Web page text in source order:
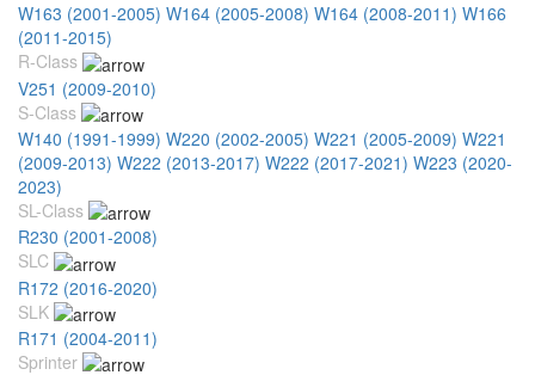
W163 (2001-2005) W164 (2005-2008) W164 (2008-2011) W166
(2011-2015)
R-Class
V251 (2009-2010)
S-Class
W140 (1991-1999) W220 (2002-2005) W221 (2005-2009) W221
(2009-2013) W222 (2013-2017) W222 (2017-2021) W223 (2020-
2023)
SL-Class
R230 (2001-2008)
SLC
R172 (2016-2020)
SLK
R171 (2004-2011)
Sprinter